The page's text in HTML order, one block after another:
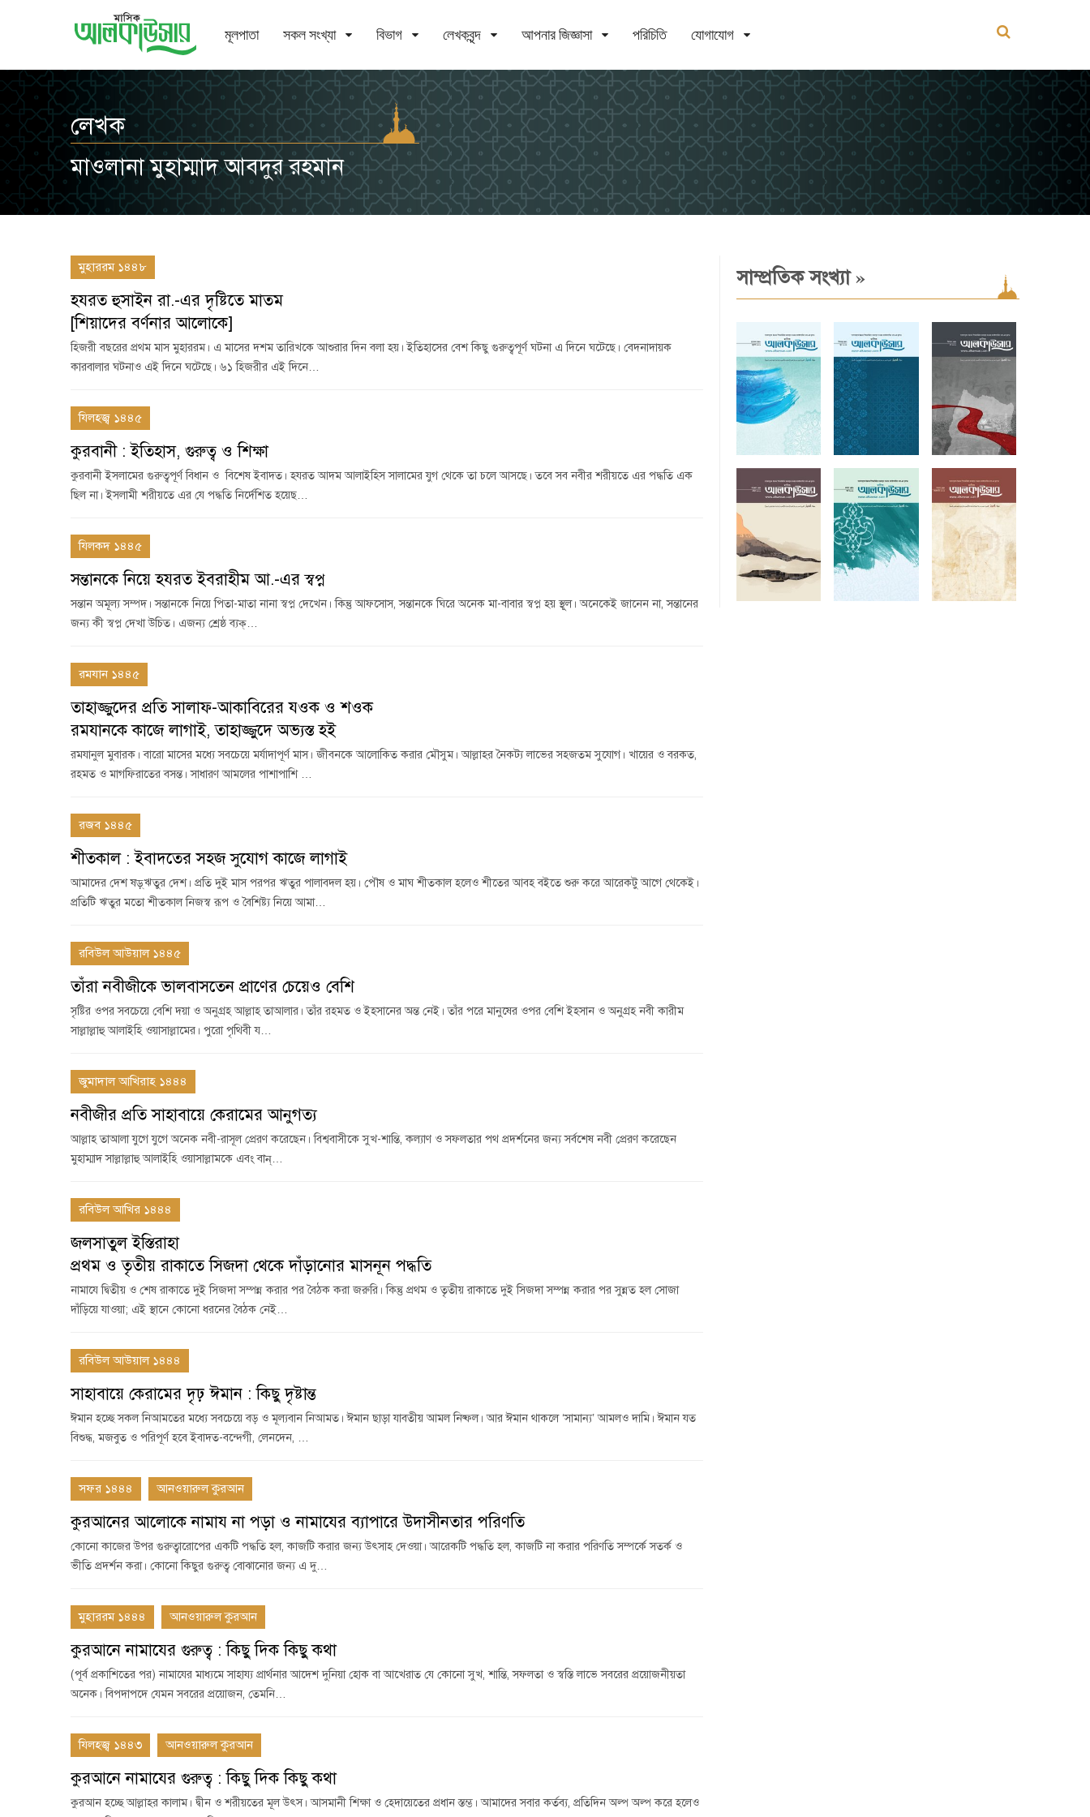
মূলপাতা সকল সংখ্যা বিভাগ লেখকবৃন্দ আপনার জিজ্ঞাসা পরিচিতি যোগাযোগ
লেখক
মাওলানা মুহাম্মাদ আবদুর রহমান
মুহাররম ১৪৪৮
হযরত হুসাইন রা.-এর দৃষ্টিতে মাতম
[শিয়াদের বর্ণনার আলোকে]
হিজরী বছরের প্রথম মাস মুহাররম। এ মাসের দশম তারিখকে আশুরার দিন বলা হয়। ইতিহাসের বেশ কিছু গুরুত্বপূর্ণ ঘটনা এ দিনে ঘটেছে। বেদনাদায়ক
কারবালার ঘটনাও এই দিনে ঘটেছে। ৬১ হিজরীর এই দিনে…
যিলহজ্ব ১৪৪৫
কুরবানী : ইতিহাস, গুরুত্ব ও শিক্ষা
কুরবানী ইসলামের গুরুত্বপূর্ণ বিধান ও বিশেষ ইবাদত। হযরত আদম আলাইহিস সালামের যুগ থেকে তা চলে আসছে। তবে সব নবীর শরীয়তে এর পদ্ধতি এক
ছিল না। ইসলামী শরীয়তে এর যে পদ্ধতি নির্দেশিত হয়েছ…
যিলকদ ১৪৪৫
সন্তানকে নিয়ে হযরত ইবরাহীম আ.-এর স্বপ্ন
সন্তান অমূল্য সম্পদ। সন্তানকে নিয়ে পিতা-মাতা নানা স্বপ্ন দেখেন। কিন্তু আফসোস, সন্তানকে ঘিরে অনেক মা-বাবার স্বপ্ন হয় স্থূল। অনেকেই জানেন না, সন্তানের
জন্য কী স্বপ্ন দেখা উচিত। এজন্য শ্রেষ্ঠ ব্যক্…
রমযান ১৪৪৫
তাহাজ্জুদের প্রতি সালাফ-আকাবিরের যওক ও শওক
রমযানকে কাজে লাগাই, তাহাজ্জুদে অভ্যস্ত হই
রমযানুল মুবারক। বারো মাসের মধ্যে সবচেয়ে মর্যাদাপূর্ণ মাস। জীবনকে আলোকিত করার মৌসুম। আল্লাহর নৈকট্য লাভের সহজতম সুযোগ। খায়ের ও বরকত,
রহমত ও মাগফিরাতের বসন্ত। সাধারণ আমলের পাশাপাশি …
রজব ১৪৪৫
শীতকাল : ইবাদতের সহজ সুযোগ কাজে লাগাই
আমাদের দেশ ষড়্ঋতুর দেশ। প্রতি দুই মাস পরপর ঋতুর পালাবদল হয়। পৌষ ও মাঘ শীতকাল হলেও শীতের আবহ বইতে শুরু করে আরেকটু আগে থেকেই।
প্রতিটি ঋতুর মতো শীতকাল নিজস্ব রূপ ও বৈশিষ্ট্য নিয়ে আমা…
রবিউল আউয়াল ১৪৪৫
তাঁরা নবীজীকে ভালবাসতেন প্রাণের চেয়েও বেশি
সৃষ্টির ওপর সবচেয়ে বেশি দয়া ও অনুগ্রহ আল্লাহ তাআলার। তাঁর রহমত ও ইহসানের অন্ত নেই। তাঁর পরে মানুষের ওপর বেশি ইহসান ও অনুগ্রহ নবী কারীম
সাল্লাল্লাহু আলাইহি ওয়াসাল্লামের। পুরো পৃথিবী য…
জুমাদাল আখিরাহ ১৪৪৪
নবীজীর প্রতি সাহাবায়ে কেরামের আনুগত্য
আল্লাহ তাআলা যুগে যুগে অনেক নবী-রাসূল প্রেরণ করেছেন। বিশ্ববাসীকে সুখ-শান্তি, কল্যাণ ও সফলতার পথ প্রদর্শনের জন্য সর্বশেষ নবী প্রেরণ করেছেন
মুহাম্মাদ সাল্লাল্লাহু আলাইহি ওয়াসাল্লামকে এবং বান্…
রবিউল আখির ১৪৪৪
জলসাতুল ইস্তিরাহা
প্রথম ও তৃতীয় রাকাতে সিজদা থেকে দাঁড়ানোর মাসনূন পদ্ধতি
নামাযে দ্বিতীয় ও শেষ রাকাতে দুই সিজদা সম্পন্ন করার পর বৈঠক করা জরুরি। কিন্তু প্রথম ও তৃতীয় রাকাতে দুই সিজদা সম্পন্ন করার পর সুন্নত হল সোজা
দাঁড়িয়ে যাওয়া; এই স্থানে কোনো ধরনের বৈঠক নেই…
রবিউল আউয়াল ১৪৪৪
সাহাবায়ে কেরামের দৃঢ় ঈমান : কিছু দৃষ্টান্ত
ঈমান হচ্ছে সকল নিআমতের মধ্যে সবচেয়ে বড় ও মূল্যবান নিআমত। ঈমান ছাড়া যাবতীয় আমল নিষ্ফল। আর ঈমান থাকলে ‘সামান্য’ আমলও দামি। ঈমান যত
বিশুদ্ধ, মজবুত ও পরিপূর্ণ হবে ইবাদত-বন্দেগী, লেনদেন, …
সফর ১৪৪৪ আনওয়ারুল কুরআন
কুরআনের আলোকে নামায না পড়া ও নামাযের ব্যাপারে উদাসীনতার পরিণতি
কোনো কাজের উপর গুরুত্বারোপের একটি পদ্ধতি হল, কাজটি করার জন্য উৎসাহ দেওয়া। আরেকটি পদ্ধতি হল, কাজটি না করার পরিণতি সম্পর্কে সতর্ক ও
ভীতি প্রদর্শন করা। কোনো কিছুর গুরুত্ব বোঝানোর জন্য এ দু…
মুহাররম ১৪৪৪ আনওয়ারুল কুরআন
কুরআনে নামাযের গুরুত্ব : কিছু দিক কিছু কথা
(পূর্ব প্রকাশিতের পর) নামাযের মাধ্যমে সাহায্য প্রার্থনার আদেশ দুনিয়া হোক বা আখেরাত যে কোনো সুখ, শান্তি, সফলতা ও স্বস্তি লাভে সবরের প্রয়োজনীয়তা
অনেক। বিপদাপদে যেমন সবরের প্রয়োজন, তেমনি…
যিলহজ্ব ১৪৪৩ আনওয়ারুল কুরআন
কুরআনে নামাযের গুরুত্ব : কিছু দিক কিছু কথা
কুরআন হচ্ছে আল্লাহর কালাম। দ্বীন ও শরীয়তের মূল উৎস। আসমানী শিক্ষা ও হেদায়েতের প্রধান স্তম্ভ। আমাদের সবার কর্তব্য, প্রতিদিন অল্প অল্প করে হলেও
সাম্প্রতিক সংখ্যা»